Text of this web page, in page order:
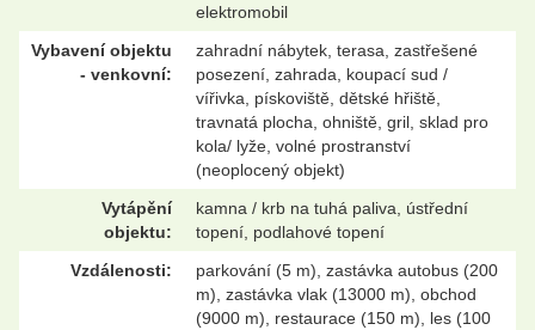
elektromobil
Vybavení objektu
- venkovní:
zahradní nábytek, terasa, zastřešené
posezení, zahrada, koupací sud /
vířivka, pískoviště, dětské hřiště,
travnatá plocha, ohniště, gril, sklad pro
kola/ lyže, volné prostranství
(neoplocený objekt)
Vytápění
objektu:
kamna / krb na tuhá paliva, ústřední
topení, podlahové topení
Vzdálenosti:
parkování (5 m), zastávka autobus (200
m), zastávka vlak (13000 m), obchod
(9000 m), restaurace (150 m), les (100